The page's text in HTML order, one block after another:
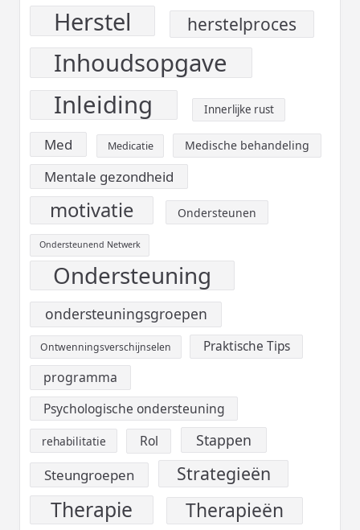
Herstel herstelproces
Inhoudsopgave
Inleiding
Innerlijke rust
Med Medicatie Medische behandeling
Mentale gezondheid
motivatie Ondersteunen
Ondersteunend Netwerk
Ondersteuning
ondersteuningsgroepen
Ontwenningsverschijnselen Praktische Tips
programma
Psychologische ondersteuning
rehabilitatie Rol Stappen
Steungroepen Strategieën
Therapie Therapieën